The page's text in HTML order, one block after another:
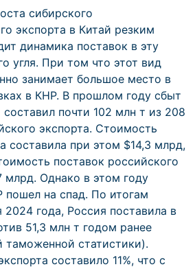
сибирского
экспорта в Китай резким
динамика поставок в эту
угля. При том что этот вид
занимает большое место в
в КНР. В прошлом году сбыт
почти 102 млн т из 208
экспорта. Стоимость
составила при этом $14,3 млрд,
поставок российского
млрд. Однако в этом году
пошел на спад. По итогам
2024 года, Россия поставила в
51,3 млн т годом ранее
таможенной статистики).
составило 11%, что с